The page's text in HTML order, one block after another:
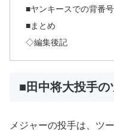
■ヤンキースでの背番
■まとめ
◇編集後記
■田中将大投手の
メジャーの投手は、ツ